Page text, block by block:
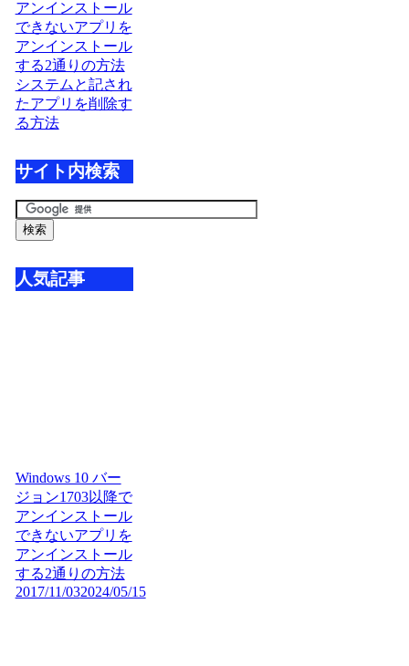
アンインストール
できないアプリを
アンインストール
する2通りの方法
システムと記され
たアプリを削除す
る方法
サイト内検索
人気記事
Windows 10 バー
ジョン1703以降で
アンインストール
できないアプリを
アンインストール
する2通りの方法
2017/11/032024/05/15